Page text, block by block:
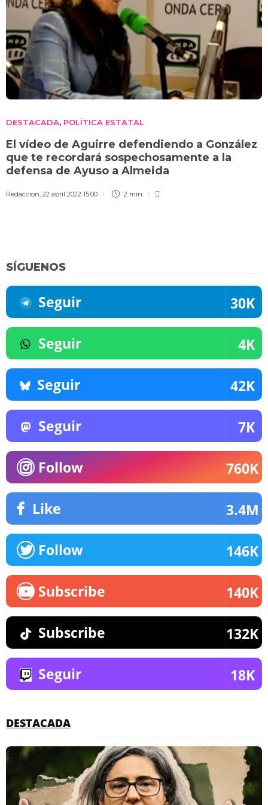
DESTACADA, POLÍTICA ESTATAL
El vídeo de Aguirre defendiendo a González
que te recordará sospechosamente a la
defensa de Ayuso a Almeida
Redaccion 22 abril 2022 15:00 2 min
SÍGUENOS
Seguir 30K
Seguir 4K
Seguir 42K
Seguir 7K
Follow 760K
Like 3.4M
Follow 146K
Subscribe 140K
Subscribe 132K
Seguir 18K
DESTACADA